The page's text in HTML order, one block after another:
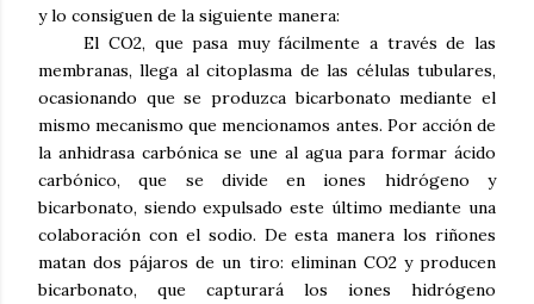
y lo consiguen de la siguiente manera:
El CO2, que pasa muy fácilmente a través de las
membranas, llega al citoplasma de las células tubulares,
ocasionando que se produzca bicarbonato mediante el
mismo mecanismo que mencionamos antes. Por acción de
la anhidrasa carbónica se une al agua para formar ácido
carbónico, que se divide en iones hidrógeno y
bicarbonato, siendo expulsado este último mediante una
colaboración con el sodio. De esta manera los riñones
matan dos pájaros de un tiro: eliminan CO2 y producen
bicarbonato, que capturará los iones hidrógeno